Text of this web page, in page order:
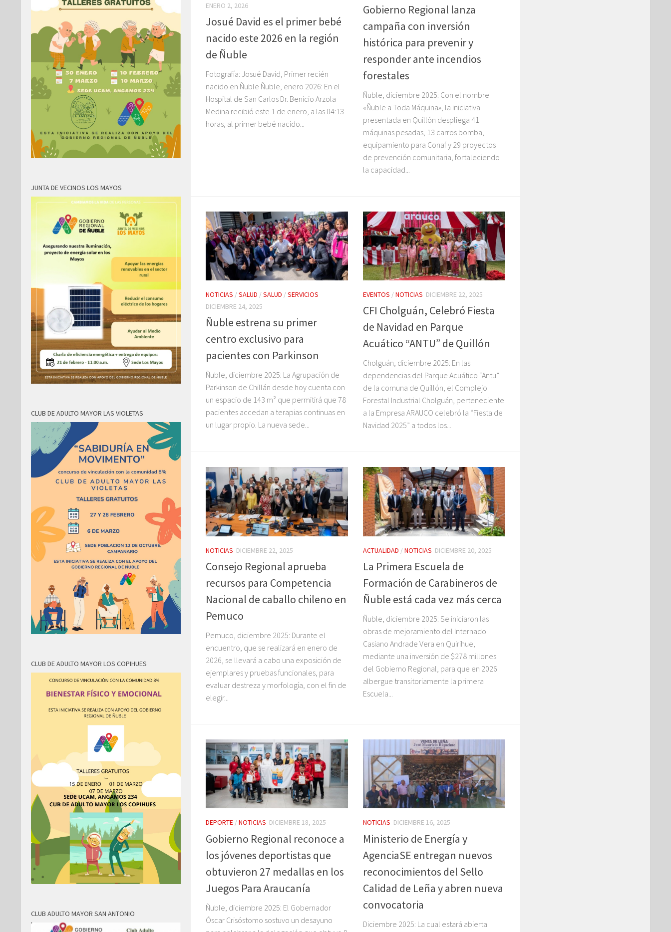
ENERO 2, 2026
Josué David es el primer bebé
nacido este 2026 en la región
de Ñuble
Fotografía: Josué David, Primer recién
nacido en Ñuble Ñuble, enero 2026: En el
Hospital de San Carlos Dr. Benicio Arzola
Medina recibió este 1 de enero, a las 04:13
horas, al primer bebé nacido...
Gobierno Regional lanza
campaña con inversión
histórica para prevenir y
responder ante incendios
forestales
Ñuble, diciembre 2025: Con el nombre
«Ñuble a Toda Máquina», la iniciativa
presentada en Quillón despliega 41
máquinas pesadas, 13 carros bomba,
equipamiento para Conaf y 29 proyectos
de prevención comunitaria, fortaleciendo
la capacidad...
NOTICIAS /SALUD /SALUD /SERVICIOS
DICIEMBRE 24, 2025
Ñuble estrena su primer
centro exclusivo para
pacientes con Parkinson
Ñuble, diciembre 2025: La Agrupación de
Parkinson de Chillán desde hoy cuenta con
un espacio de 143 m² que permitirá que 78
pacientes accedan a terapias continuas en
un lugar propio. La nueva sede...
EVENTOS /NOTICIAS DICIEMBRE 22, 2025
CFI Cholguán, Celebró Fiesta
de Navidad en Parque
Acuático “ANTU” de Quillón
Cholguán, diciembre 2025: En las
dependencias del Parque Acuático “Antu”
de la comuna de Quillón, el Complejo
Forestal Industrial Cholguán, perteneciente
a la Empresa ARAUCO celebró la “Fiesta de
Navidad 2025” a todos los...
NOTICIAS DICIEMBRE 22, 2025
Consejo Regional aprueba
recursos para Competencia
Nacional de caballo chileno en
Pemuco
Pemuco, diciembre 2025: Durante el
encuentro, que se realizará en enero de
2026, se llevará a cabo una exposición de
ejemplares y pruebas funcionales, para
evaluar destreza y morfología, con el fin de
elegir...
ACTUALIDAD /NOTICIAS DICIEMBRE 20, 2025
La Primera Escuela de
Formación de Carabineros de
Ñuble está cada vez más cerca
Ñuble, diciembre 2025: Se iniciaron las
obras de mejoramiento del Internado
Casiano Andrade Vera en Quirihue,
mediante una inversión de $278 millones
del Gobierno Regional, para que en 2026
albergue transitoriamente la primera
Escuela...
DEPORTE /NOTICIAS DICIEMBRE 18, 2025
Gobierno Regional reconoce a
los jóvenes deportistas que
obtuvieron 27 medallas en los
Juegos Para Araucanía
Ñuble, diciembre 2025: El Gobernador
Óscar Crisóstomo sostuvo un desayuno
NOTICIAS DICIEMBRE 16, 2025
Ministerio de Energía y
AgenciaSE entregan nuevos
reconocimientos del Sello
Calidad de Leña y abren nueva
convocatoria
Diciembre 2025: La cual estará abierta
JUNTA DE VECINOS LOS MAYOS
CLUB DE ADULTO MAYOR LAS VIOLETAS
CLUB DE ADULTO MAYOR LOS COPIHUES
CLUB ADULTO MAYOR SAN ANTONIO